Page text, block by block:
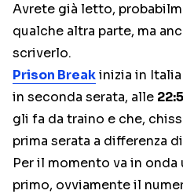
Avrete già letto,
qualche altra parte, ma
scriverlo.
Prison Breakinizia in
in seconda serata, alle
gli fa da traino e che,
prima serata a differenza
Per il momento va in
primo, ovviamente il